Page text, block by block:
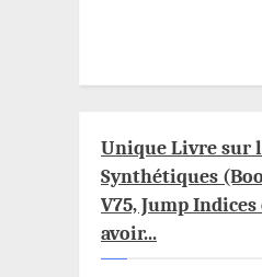
Unique Livre sur
Synthétiques
V75, Jump Indices
avoir...